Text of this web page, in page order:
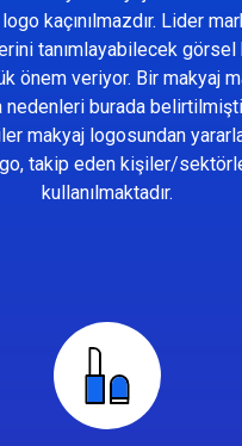
kaçınılmazdır. Lider
tanımlayabilecek görsel
önem veriyor. Bir makyaj
nedenleri burada
makyaj logosundan
takip eden kişiler/
kullanılmaktadır.